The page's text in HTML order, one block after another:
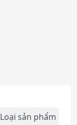
Loại sản phẩm